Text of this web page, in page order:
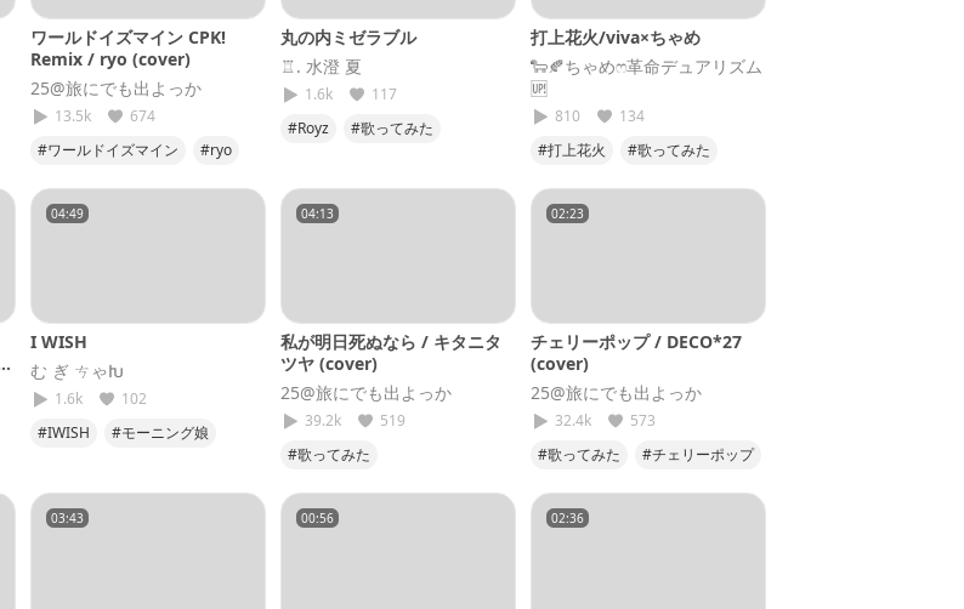
ワールドイズマイン CPK!
Remix / ryo (cover)
25@旅にでも出よっか
13.5k
674
#ワールドイズマイン
#ryo
#25
丸の内ミゼラブル
♖. 水澄 夏
1.6k
117
#Royz
#歌ってみた
打上花火/viva×ちゃめ
🐑🍂ちゃめෆ‪革命デュアリズム
🆙
810
134
#打上花火
#歌ってみた
#えがせん
04:49
I WISH
む ぎ ㄘゃԽ
1.6k
102
#IWISH
#モーニング娘
04:13
私が明日死ぬなら / キタニタ
ツヤ (cover)
25@旅にでも出よっか
39.2k
519
#歌ってみた
#キタニタツヤ
02:23
チェリーポップ / DECO*27
(cover)
25@旅にでも出よっか
32.4k
573
#歌ってみた
#チェリーポップ
03:43 00:56 02:36